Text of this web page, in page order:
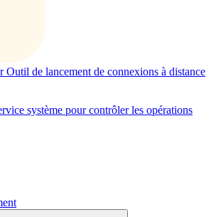
Outil de lancement de connexions à distance
système pour contrôler les opérations